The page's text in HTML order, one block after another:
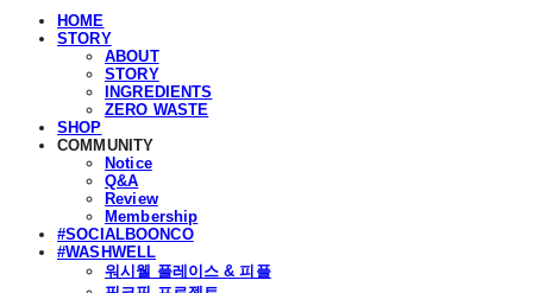
HOME
STORY
ABOUT
STORY
INGREDIENTS
ZERO WASTE
SHOP
COMMUNITY
Notice
Q&A
Review
Membership
#SOCIALBOONCO
#WASHWELL
워시웰 플레이스 & 피플